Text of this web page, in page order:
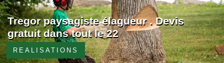
Tregor paysagiste élagueur . Devis
gratuit dans tout le 22
REALISATIONS